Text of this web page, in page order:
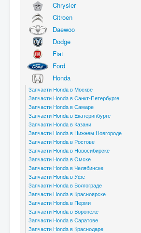
Chrysler
Citroen
Daewoo
Dodge
Fiat
Ford
Honda
Запчасти Honda в Москве
Запчасти Honda в Санкт-Петербурге
Запчасти Honda в Самаре
Запчасти Honda в Екатеринбурге
Запчасти Honda в Казани
Запчасти Honda в Нижнем Новгороде
Запчасти Honda в Ростове
Запчасти Honda в Новосибирске
Запчасти Honda в Омске
Запчасти Honda в Челябинске
Запчасти Honda в Уфе
Запчасти Honda в Волгограде
Запчасти Honda в Красноярске
Запчасти Honda в Перми
Запчасти Honda в Воронеже
Запчасти Honda в Саратове
Запчасти Honda в Краснодаре